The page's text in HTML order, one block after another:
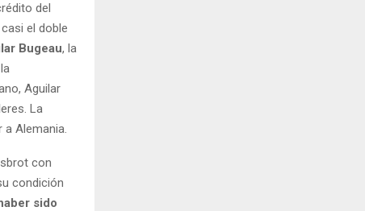
del
casi el doble
Bugeau, la
Aguilar
La
a Alemania.
con
condición
sido